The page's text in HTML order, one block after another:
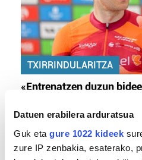
Datuen erabilera arduratsua
Guk eta gure 1022 kideek
zure IP zenbakia, esaterako,
TXIRRINDULARITZA
«Entrenatzen duzun